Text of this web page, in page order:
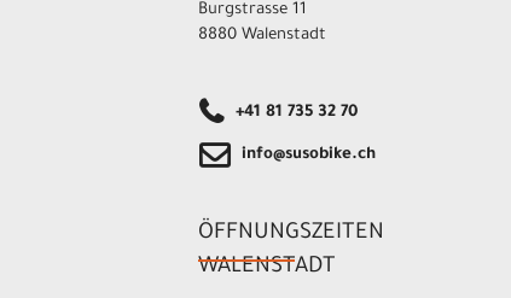
Burgstrasse 11
8880 Walenstadt
+41 81 735 32 70
info@susobike.ch
ÖFFNUNGSZEITEN
WALENSTADT